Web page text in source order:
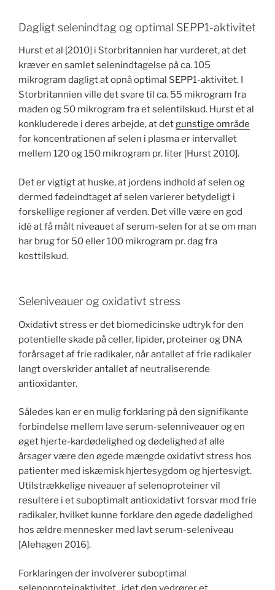
Dagligt selenindtag og optimal SEPP1-aktivitet
Hurst et al [2010] i Storbritannien har vurderet, at det
kræver en samlet selenindtagelse på ca. 105
mikrogram dagligt at opnå optimal SEPP1-aktivitet. I
Storbritannien ville det svare til ca. 55 mikrogram fra
maden og 50 mikrogram fra et selentilskud. Hurst et al
konkluderede i deres arbejde, at detgunstige område
for koncentrationen af selen i plasma er intervallet
mellem 120 og 150 mikrogram pr. liter [Hurst 2010].
Det er vigtigt at huske, at jordens indhold af selen og
dermed fødeindtaget af selen varierer betydeligt i
forskellige regioner af verden. Det ville være en god
idé at få målt niveauet af serum-selen for at se om man
har brug for 50 eller 100 mikrogram pr. dag fra
kosttilskud.
Seleniveauer og oxidativt stress
Oxidativt stress er det biomedicinske udtryk for den
potentielle skade på celler, lipider, proteiner og DNA
forårsaget af frie radikaler, når antallet af frie radikaler
langt overskrider antallet af neutraliserende
antioxidanter.
Således kan er en mulig forklaring på den signifikante
forbindelse mellem lave serum-selenniveauer og en
øget hjerte-kardødelighed og dødelighed af alle
årsager være den øgede mængde oxidativt stress hos
patienter med iskæmisk hjertesygdom og hjertesvigt.
Utilstrækkelige niveauer af selenoproteiner vil
resultere i et suboptimalt antioxidativt forsvar mod frie
radikaler, hvilket kunne forklare den øgede dødelighed
hos ældre mennesker med lavt serum-seleniveau
[Alehagen 2016].
Forklaringen der involverer suboptimal